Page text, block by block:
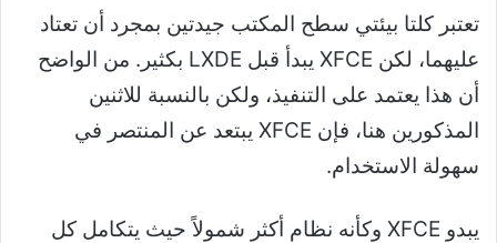
تعتبر كلتا بيئتي سطح المكتب جيدتين بمجرد أن تعتاد
عليهما، لكن XFCE يبدأ قبل LXDE بكثير. من الواضح
أن هذا يعتمد على التنفيذ، ولكن بالنسبة للاثنين
المذكورين هنا، فإن XFCE يبتعد عن المنتصر في
سهولة الاستخدام.
يبدو XFCE وكأنه نظام أكثر شمولاً حيث يتكامل كل